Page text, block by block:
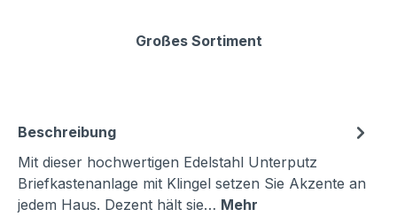
Großes Sortiment
Beschreibung
Mit dieser hochwertigen Edelstahl Unterputz
Briefkastenanlage mit Klingel setzen Sie Akzente an
jedem Haus. Dezent hält sie… Mehr